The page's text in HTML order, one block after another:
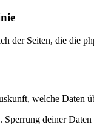
der Seiten, die die
welche Daten
deiner